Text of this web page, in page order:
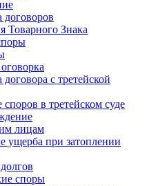
договоров
Товарного Знака
с третейской
в третейском суде
лицам
ущерба при затоплении
споры